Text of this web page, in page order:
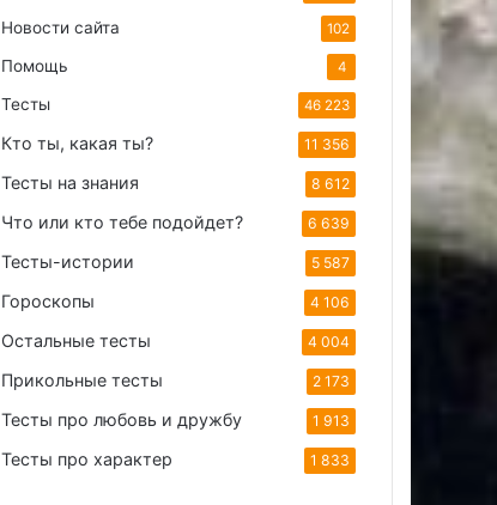
Новости сайта 102
Помощь 4
Тесты 46 223
Кто ты, какая ты? 11 356
Тесты на знания 8 612
Что или кто тебе подойдет? 6 639
Тесты-истории 5 587
Гороскопы 4 106
Остальные тесты 4 004
Прикольные тесты 2 173
Тесты про любовь и дружбу 1 913
Тесты про характер 1 833